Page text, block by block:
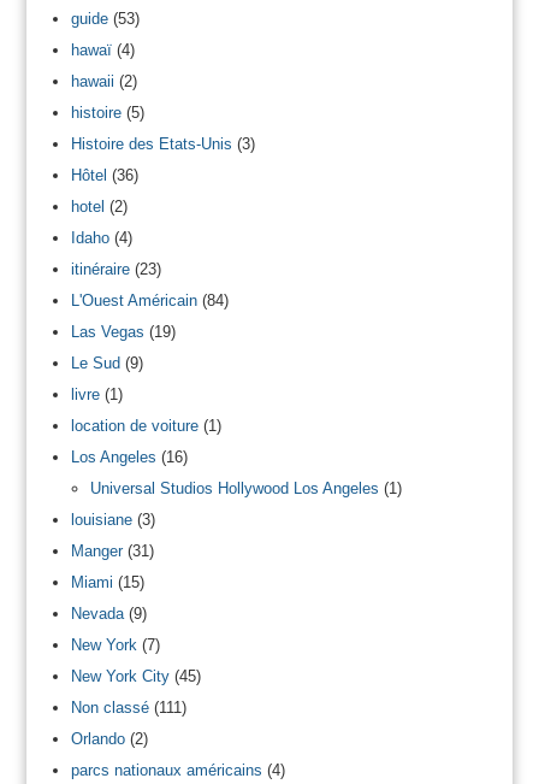
guide(53)
hawaï(4)
hawaii (2)
histoire(5)
Histoire des Etats-Unis (3)
Hôtel (36)
hotel (2)
Idaho(4)
itinéraire(23)
L'Ouest Américain(84)
Las Vegas (19)
Le Sud(9)
livre(1)
location de voiture(1)
Los Angeles (16)
Universal Studios Hollywood Los Angeles (1)
louisiane(3)
Manger(31)
Miami (15)
Nevada(9)
New York (7)
New York City(45)
Non classé(111)
Orlando(2)
parcs nationaux américains (4)